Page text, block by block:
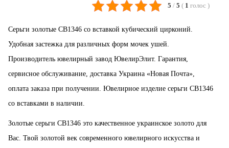
5 / 5 ( 1 голос )
Серьги золотые СВ1346 со вставкой кубический цирконий.
Удобная застежка для различных форм мочек ушей.
Производитель ювелирный завод ЮвелирЭлит. Гарантия,
сервисное обслуживание, доставка Украина «Новая Почта»,
оплата заказа при получении. Ювелирное изделие серьги СВ1346
со вставками в наличии.
Золотые серьги СВ1346 это качественное украинское золото для
Вас. Твой золотой век современного ювелирного искусства и